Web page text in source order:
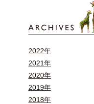
2022年
2021年
2020年
2019年
2018年